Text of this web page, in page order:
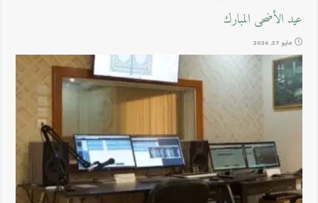
عيد الأضحى المبارك
مايو 27, 2026